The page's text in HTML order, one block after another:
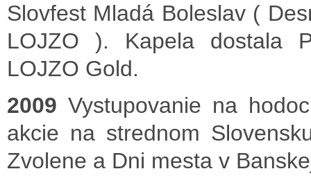
Slovfest Mladá Boleslav (
LOJZO ). Kapela dostala
LOJZO Gold.
2009 Vystupovanie na
akcie na strednom
Zvolene a Dni mesta v